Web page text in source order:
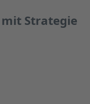
Strategie